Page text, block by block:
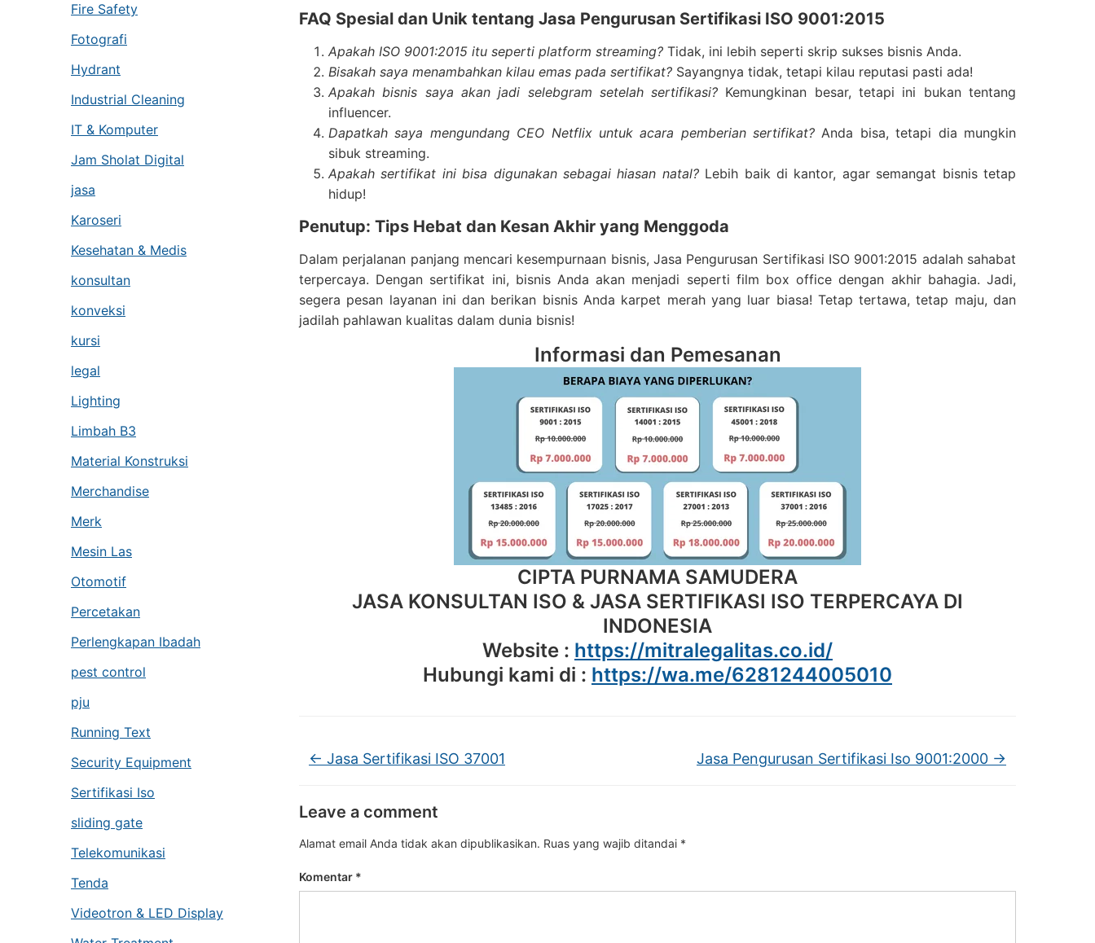
Fire Safety
Fotografi
Hydrant
Industrial Cleaning
IT & Komputer
Jam Sholat Digital
jasa
Karoseri
Kesehatan & Medis
konsultan
konveksi
kursi
legal
Lighting
Limbah B3
Material Konstruksi
Merchandise
Merk
Mesin Las
Otomotif
Percetakan
Perlengkapan Ibadah
pest control
pju
Running Text
Security Equipment
Sertifikasi Iso
sliding gate
Telekomunikasi
Tenda
Videotron & LED Display
FAQ Spesial dan Unik tentang Jasa Pengurusan Sertifikasi ISO 9001:2015
Apakah ISO 9001:2015 itu seperti platform streaming? Tidak, ini lebih seperti skrip sukses bisnis Anda.
Bisakah saya menambahkan kilau emas pada sertifikat? Sayangnya tidak, tetapi kilau reputasi pasti ada!
Apakah bisnis saya akan jadi selebgram setelah sertifikasi? Kemungkinan besar, tetapi ini bukan tentang
influencer.
Dapatkah saya mengundang CEO Netflix untuk acara pemberian sertifikat? Anda bisa, tetapi dia mungkin
sibuk streaming.
Apakah sertifikat ini bisa digunakan sebagai hiasan natal?Lebih baik di kantor, agar semangat bisnis tetap
hidup!
Penutup: Tips Hebat dan Kesan Akhir yang Menggoda
Dalam perjalanan panjang mencari kesempurnaan bisnis, Jasa Pengurusan Sertifikasi ISO 9001:2015 adalah sahabat
terpercaya. Dengan sertifikat ini, bisnis Anda akan menjadi seperti film box office dengan akhir bahagia. Jadi,
segera pesan layanan ini dan berikan bisnis Anda karpet merah yang luar biasa! Tetap tertawa, tetap maju, dan
jadilah pahlawan kualitas dalam dunia bisnis!
Informasi dan Pemesanan
CIPTA PURNAMA SAMUDERA
JASA KONSULTAN ISO & JASA SERTIFIKASI ISO TERPERCAYA DI
INDONESIA
Website : https://mitralegalitas.co.id/
Hubungi kami di : https://wa.me/6281244005010
← Jasa Sertifikasi ISO 37001 Jasa Pengurusan Sertifikasi Iso 9001:2000 →
Leave a comment
Alamat email Anda tidak akan dipublikasikan. Ruas yang wajib ditandai *
Komentar *